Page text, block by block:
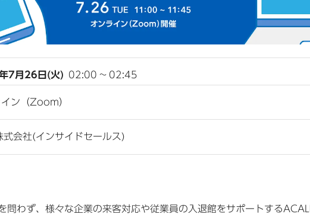
7月26日(火) 02:00 ~ 02:45
ン（Zoom）
式会社(インサイドセールス)
問わず、様々な企業の来客対応や従業員の入退館をサポートするACALL